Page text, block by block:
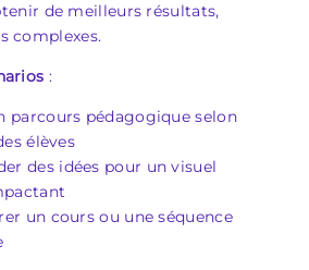
de meilleurs résultats,
complexes.
:
parcours pédagogique selon
élèves
des idées pour un visuel
un cours ou une séquence